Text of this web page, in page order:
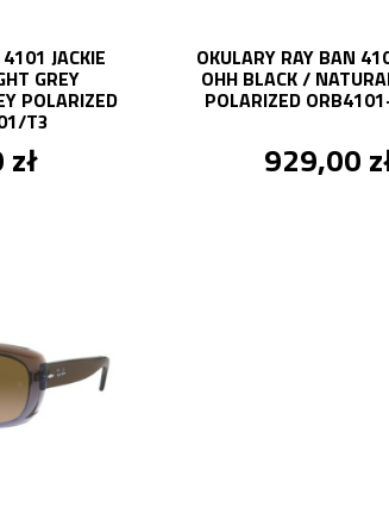
JACKIE
GREY
POLARIZED
T3
OKULARY RAY BAN
OHH BLACK /
POLARIZED
929,00